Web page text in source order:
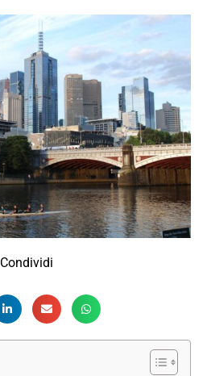
Condividi